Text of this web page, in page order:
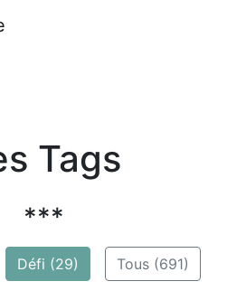
Tags
***
Défi (29) Tous (691)